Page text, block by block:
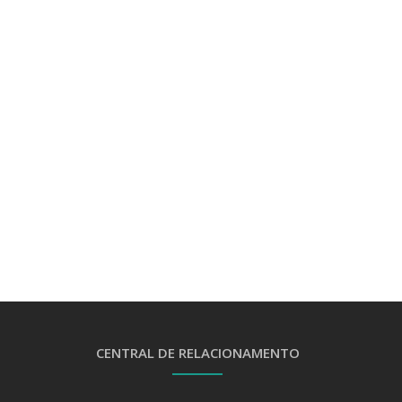
CENTRAL DE RELACIONAMENTO